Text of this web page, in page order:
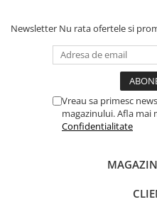
Newsletter Nu rata ofertele si
Vreau sa primesc
magazinului. Afla mai
Confidentialitate